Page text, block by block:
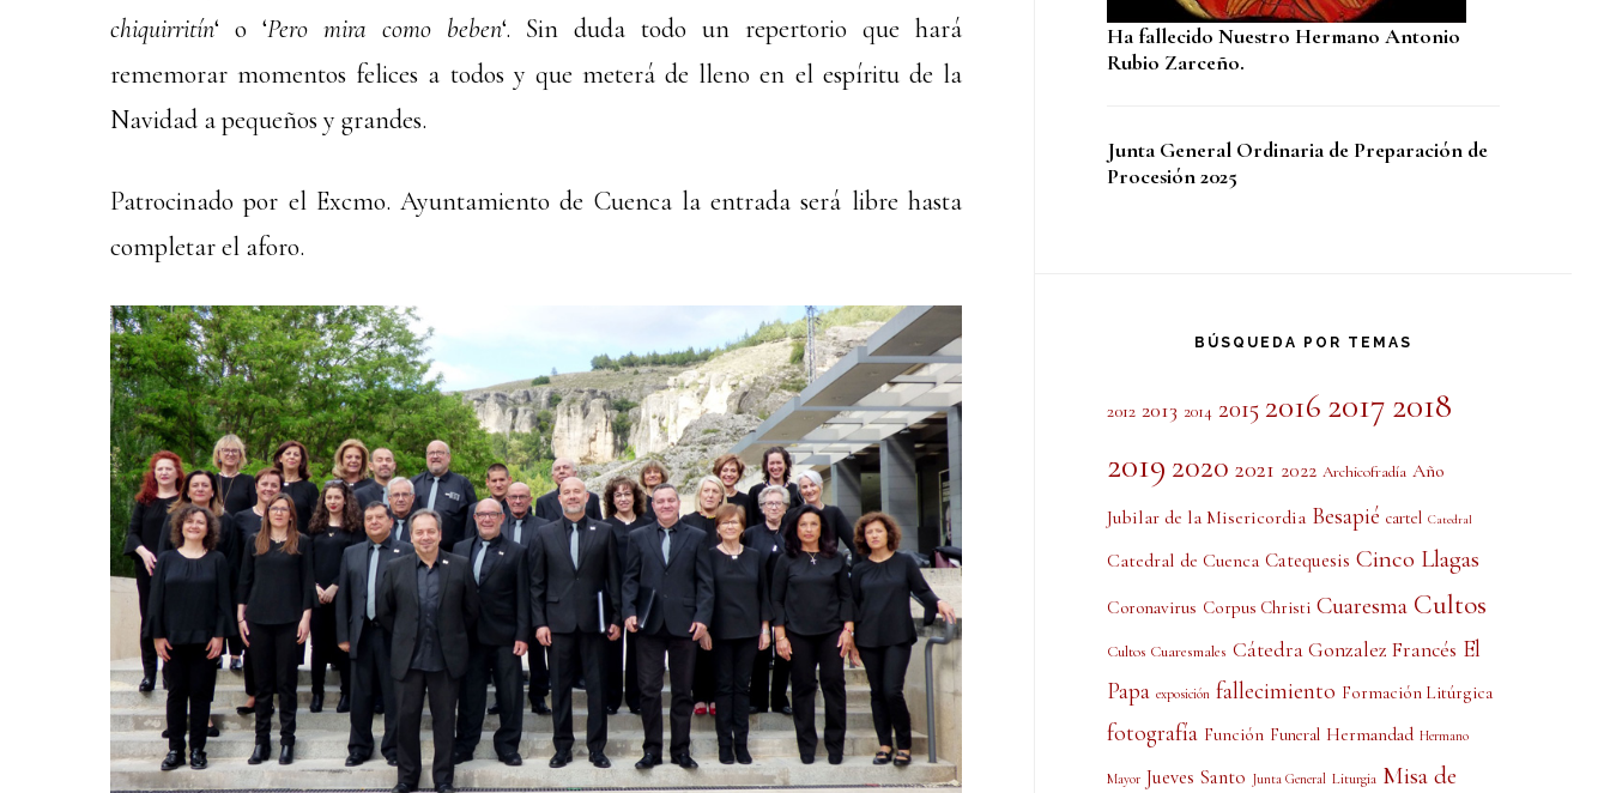
chiquirritín‘ o ‘Pero mira como beben‘. Sin duda todo un repertorio que hará
rememorar momentos felices a todos y que meterá de lleno en el espíritu de la
Navidad a pequeños y grandes.
Patrocinado por el Excmo. Ayuntamiento de Cuenca la entrada será libre hasta
completar el aforo.
Ha fallecido Nuestro Hermano Antonio
Rubio Zarceño.
Junta General Ordinaria de Preparación de
Procesión 2025
BÚSQUEDA POR TEMAS
2012 2013 2014 20152016 2017 2018
2019 2020 2021 2022 Archicofradía Año
Jubilar de la Misericordia Besapié cartel Catedral
Catedral de Cuenca Catequesis Cinco Llagas
Coronavirus Corpus Christi Cuaresma Cultos
Cultos Cuaresmales Cátedra Gonzalez Francés El
Papa exposición fallecimiento Formación Litúrgica
fotografía Función Funeral Hermandad Hermano
Mayor Jueves Santo Junta General Liturgia Misa de